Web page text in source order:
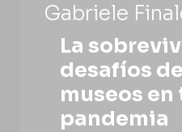
Gabriele
La
desafíos
museos
pandemia